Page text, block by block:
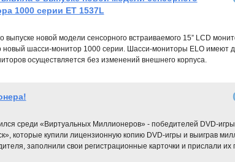
1000 серии ET 1537L
новой модели сенсорного встраиваемого 15” LCD
новый шасси-монитор 1000 серии. Шасси-мониторы ELO имеют
осуществляется без изменений внешнего корпуса.
среди «Виртуальных Миллионеров» - победителей DVD-игры
которые купили лицензионную копию DVD-игры и выиграв
заполнили свои регистрационные карточки и прислали их